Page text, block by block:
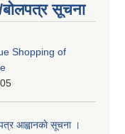
बोलपत्र सूचना
Shopping of
आह्वानकाे सूचना ।